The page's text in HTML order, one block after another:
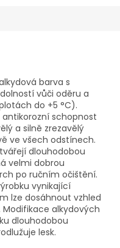
barva s
vůči oděru a
do +5 °C).
schopnost
a silně zrezavělý
ve všech odstínech.
dlouhodobou
velmi dobrou
po ručním očištění.
vynikající
lze dosáhnout vzhled
alkydových
dlouhodobou
lesk.